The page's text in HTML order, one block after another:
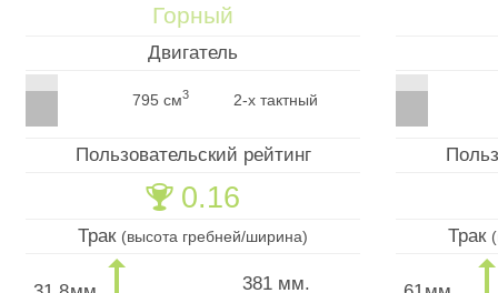
Горный
Двигатель
795 см3 2-х тактный
Пользовательский рейтинг
🏆 0.16
Трак (высота гребней/ширина)
381 мм.
Трак